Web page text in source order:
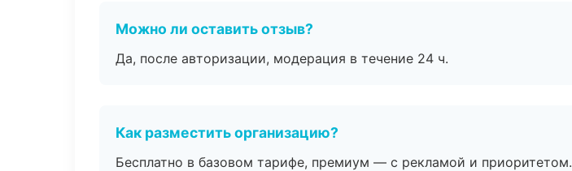
Можно ли оставить отзыв?
Да, после авторизации, модерация в течение 24 ч.
Как разместить организацию?
Бесплатно в базовом тарифе, премиум — с рекламой и приоритетом.